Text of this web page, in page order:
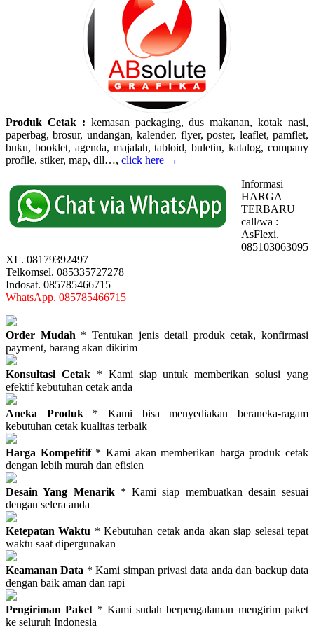
Produk Cetak : kemasan packaging, dus makanan, kotak nasi,
paperbag, brosur, undangan, kalender, flyer, poster, leaflet, pamflet,
buku, booklet, agenda, majalah, tabloid, buletin, katalog, company
profile, stiker, map, dll…, click here →
Informasi
HARGA
TERBARU
call/wa :
AsFlexi.
085103063095
XL. 08179392497
Telkomsel. 085335727278
Indosat. 085785466715
WhatsApp. 085785466715
Order Mudah * Tentukan jenis detail produk cetak, konfirmasi
payment, barang akan dikirim
Konsultasi Cetak* Kami siap untuk memberikan solusi yang
efektif kebutuhan cetak anda
Aneka Produk * Kami bisa menyediakan beraneka-ragam
kebutuhan cetak kualitas terbaik
Harga Kompetitif* Kami akan memberikan harga produk cetak
dengan lebih murah dan efisien
Desain Yang Menarik* Kami siap membuatkan desain sesuai
dengan selera anda
Ketepatan Waktu * Kebutuhan cetak anda akan siap selesai tepat
waktu saat dipergunakan
Keamanan Data * Kami simpan privasi data anda dan backup data
dengan baik aman dan rapi
Pengiriman Paket * Kami sudah berpengalaman mengirim paket
ke seluruh Indonesia